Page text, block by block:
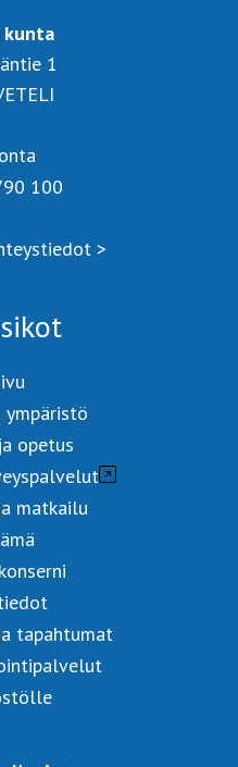
1
100
>
ympäristö
opetus
matkailu
tapahtumat